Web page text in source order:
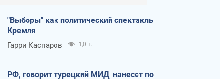
"Выборы" как политический спектакль
Кремля
Гарри Каспаров 1,0 т.
РФ, говорит турецкий МИД, нанесет по